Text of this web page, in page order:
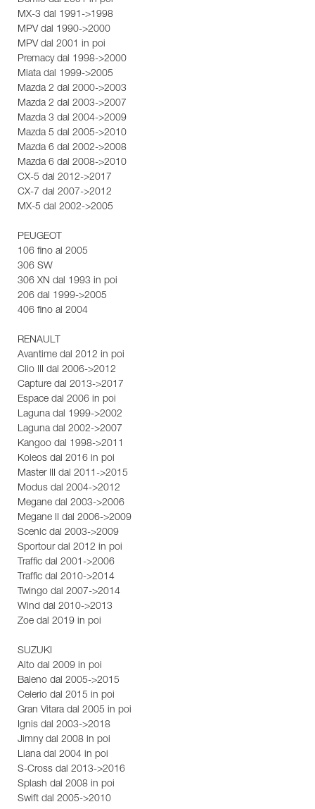
MX-3 dal 1991->1998
MPV dal 1990->2000
MPV dal 2001 in poi
Premacy dal 1998->2000
Miata dal 1999->2005
Mazda 2 dal 2000->2003
Mazda 2 dal 2003->2007
Mazda 3 dal 2004->2009
Mazda 5 dal 2005->2010
Mazda 6 dal 2002->2008
Mazda 6 dal 2008->2010
CX-5 dal 2012->2017
CX-7 dal 2007->2012
MX-5 dal 2002->2005
PEUGEOT
106 fino al 2005
306 SW
306 XN dal 1993 in poi
206 dal 1999->2005
406 fino al 2004
RENAULT
Avantime dal 2012 in poi
Clio III dal 2006->2012
Capture dal 2013->2017
Espace dal 2006 in poi
Laguna dal 1999->2002
Laguna dal 2002->2007
Kangoo dal 1998->2011
Koleos dal 2016 in poi
Master III dal 2011->2015
Modus dal 2004->2012
Megane dal 2003->2006
Megane II dal 2006->2009
Scenic dal 2003->2009
Sportour dal 2012 in poi
Traffic dal 2001->2006
Traffic dal 2010->2014
Twingo dal 2007->2014
Wind dal 2010->2013
Zoe dal 2019 in poi
SUZUKI
Alto dal 2009 in poi
Baleno dal 2005->2015
Celerio dal 2015 in poi
Gran Vitara dal 2005 in poi
Ignis dal 2003->2018
Jimny dal 2008 in poi
Liana dal 2004 in poi
S-Cross dal 2013->2016
Splash dal 2008 in poi
Swift dal 2005->2010